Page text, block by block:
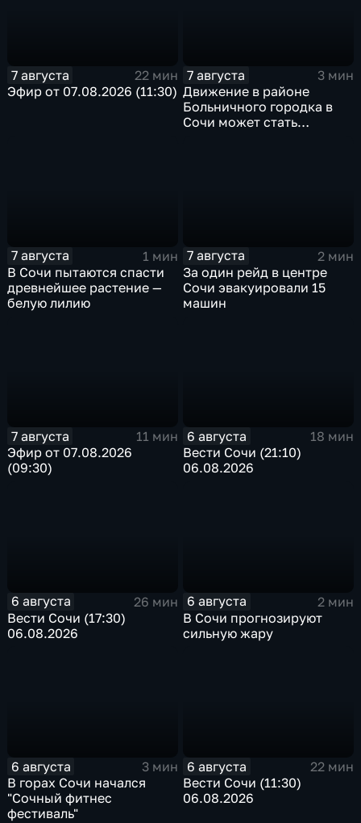
7 августа
22 мин
Эфир от 07.08.2026 (11:30)
7 августа
3 мин
Движение в районе
Больничного городка в
Сочи может стать
7 августа
1 мин
В Сочи пытаются спасти
древнейшее растение —
белую лилию
7 августа
2 мин
За один рейд в центре
Сочи эвакуировали 15
машин
7 августа
11 мин
Эфир от 07.08.2026
(09:30)
6 августа
18 мин
Вести Сочи (21:10)
06.08.2026
6 августа
26 мин
Вести Сочи (17:30)
06.08.2026
6 августа
2 мин
В Сочи прогнозируют
сильную жару
6 августа
3 мин
В горах Сочи начался
"Сочный фитнес
фестиваль"
6 августа
22 мин
Вести Сочи (11:30)
06.08.2026